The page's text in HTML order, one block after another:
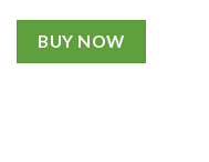
BUY NOW